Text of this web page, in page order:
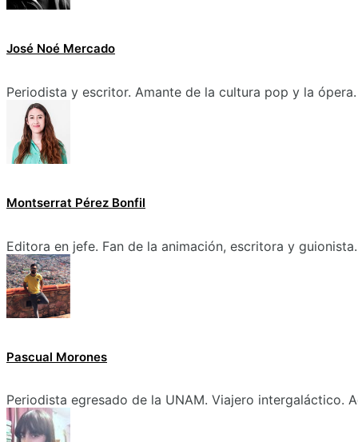
José Noé Mercado
Periodista y escritor. Amante de la cultura pop y la ópera.
Montserrat Pérez Bonfil
Editora en jefe. Fan de la animación, escritora y guionista.
Pascual Morones
Periodista egresado de la UNAM. Viajero intergaláctico.